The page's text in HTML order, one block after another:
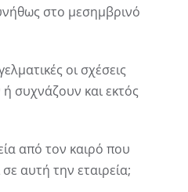
στο μεσημβρινό
οι σχέσεις
συχνάζουν και εκτός
από τον καιρό που
αυτή την εταιρεία;